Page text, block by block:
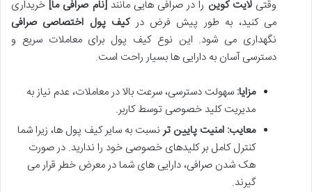
وقتیلایت کوین را در صرافی هایی مانند [نام صرافی ما] خریداری
می کنید، به طور پیش فرض درکیف پول اختصاصی صرافی
نگهداری می شود. این نوع کیف پول برای معاملات سریع و
دسترسی آسان به دارایی ها بسیار راحت است.
مزایا: سهولت دسترسی، سرعت بالا در معاملات، عدم نیاز به
مدیریت کلید خصوصی توسط کاربر.
معایب: امنیت پایین تر نسبت به سایر کیف پول ها، زیرا شما
کنترل کامل بر کلیدهای خصوصی خود را ندارید. در صورت
هک شدن صرافی، دارایی های شما در معرض خطر قرار می
گیرند.